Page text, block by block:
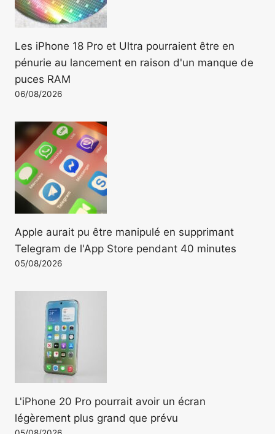
Les iPhone 18 Pro et Ultra pourraient être en
pénurie au lancement en raison d'un manque de
puces RAM
06/08/2026
Apple aurait pu être manipulé en supprimant
Telegram de l'App Store pendant 40 minutes
05/08/2026
L'iPhone 20 Pro pourrait avoir un écran
légèrement plus grand que prévu